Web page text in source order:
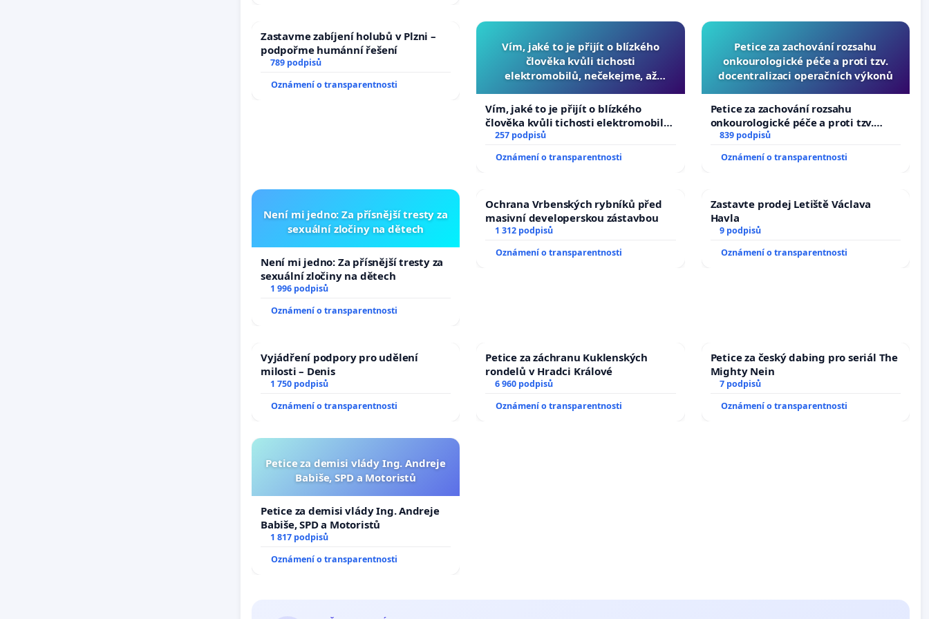
Zastavme zabíjení holubů v Plzni –
podpořme humánní řešení
789 podpisů
Oznámení o transparentnosti
Vím, jaké to je přijít o blízkého
člověka kvůli tichosti
elektromobilů, nečekejme, až
auta!
Vím, jaké to je přijít o blízkého
člověka kvůli tichosti elektromobilů,
nečekejme, až přibydou další,
257 podpisů
Oznámení o transparentnosti
Petice za zachování rozsahu
onkourologické péče a proti tzv.
docentralizaci operačních výkonů
Petice za zachování rozsahu
onkourologické péče a proti tzv.
docentralizaci operačních výkonů
839 podpisů
Oznámení o transparentnosti
Není mi jedno: Za přísnější tresty za
sexuální zločiny na dětech
Není mi jedno: Za přísnější tresty za
sexuální zločiny na dětech
1 996 podpisů
Oznámení o transparentnosti
Ochrana Vrbenských rybníků před
masivní developerskou zástavbou
1 312 podpisů
Oznámení o transparentnosti
Zastavte prodej Letiště Václava
Havla
9 podpisů
Oznámení o transparentnosti
Vyjádření podpory pro udělení
milosti – Denis
1 750 podpisů
Oznámení o transparentnosti
Petice za záchranu Kuklenských
rondelů v Hradci Králové
6 960 podpisů
Oznámení o transparentnosti
Petice za český dabing pro seriál The
Mighty Nein
7 podpisů
Oznámení o transparentnosti
Petice za demisi vlády Ing. Andreje
Babiše, SPD a Motoristů
Petice za demisi vlády Ing. Andreje
Babiše, SPD a Motoristů
1 817 podpisů
Oznámení o transparentnosti